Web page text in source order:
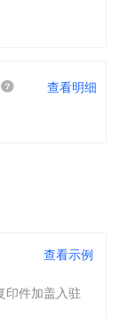
查看明细
查看示例
印件加盖入驻